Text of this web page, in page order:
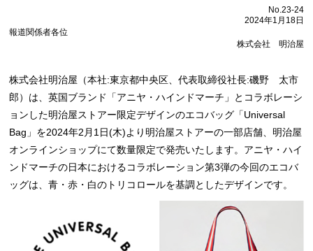
No.23-24
2024年1月18日
報道関係者各位
株式会社 明治屋
株式会社明治屋（本社:東京都中央区、代表取締役社長:磯野 太市
郎）は、英国ブランド「アニヤ・ハインドマーチ」とコラボレーシ
ョンした明治屋ストアー限定デザインのエコバッグ「Universal
Bag」を2024年2月1日(木)より明治屋ストアーの一部店舗、明治屋
オンラインショップにて数量限定で発売いたします。アニヤ・ハイ
ンドマーチの日本におけるコラボレーション第3弾の今回のエコバ
ッグは、青・赤・白のトリコロールを基調としたデザインです。